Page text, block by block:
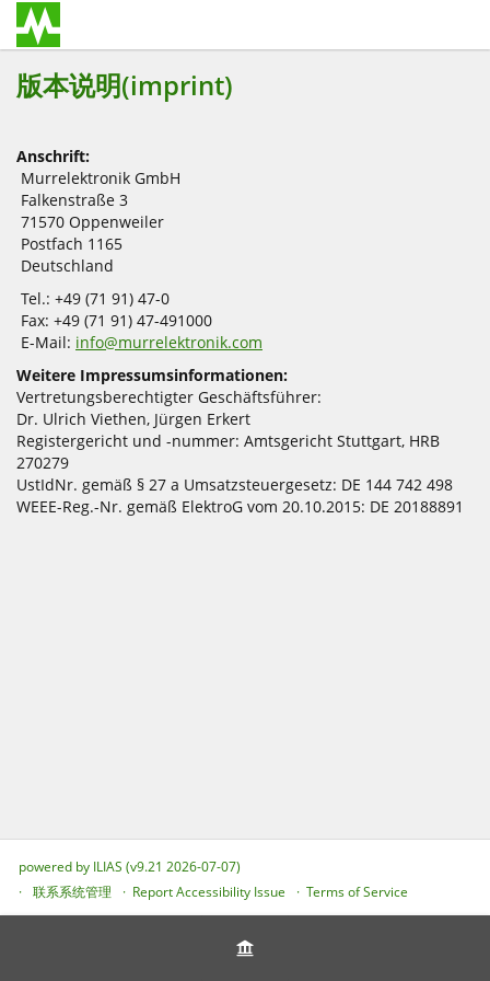
版本说明(imprint)
Anschrift:
Murrelektronik GmbH
Falkenstraße 3
71570 Oppenweiler
Postfach 1165
Deutschland
Tel.: +49 (71 91) 47-0
Fax: +49 (71 91) 47-491000
E-Mail: info@murrelektronik.com
Weitere Impressumsinformationen:
Vertretungsberechtigter Geschäftsführer:
Dr. Ulrich Viethen, Jürgen Erkert
Registergericht und -nummer: Amtsgericht Stuttgart, HRB
270279
UstIdNr. gemäß § 27 a Umsatzsteuergesetz: DE 144 742 498
WEEE-Reg.-Nr. gemäß ElektroG vom 20.10.2015: DE 20188891
powered by ILIAS (v9.21 2026-07-07)
联系系统管理
Report Accessibility Issue Terms of Service